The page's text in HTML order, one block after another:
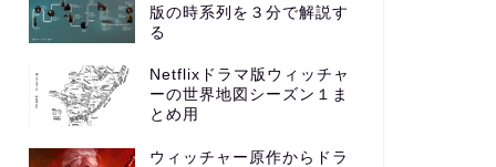
版の時系列を３分で解説す
る
Netflixドラマ版ウィッチャ
ーの世界地図シーズン１ま
とめ用
ウィッチャー原作からドラ